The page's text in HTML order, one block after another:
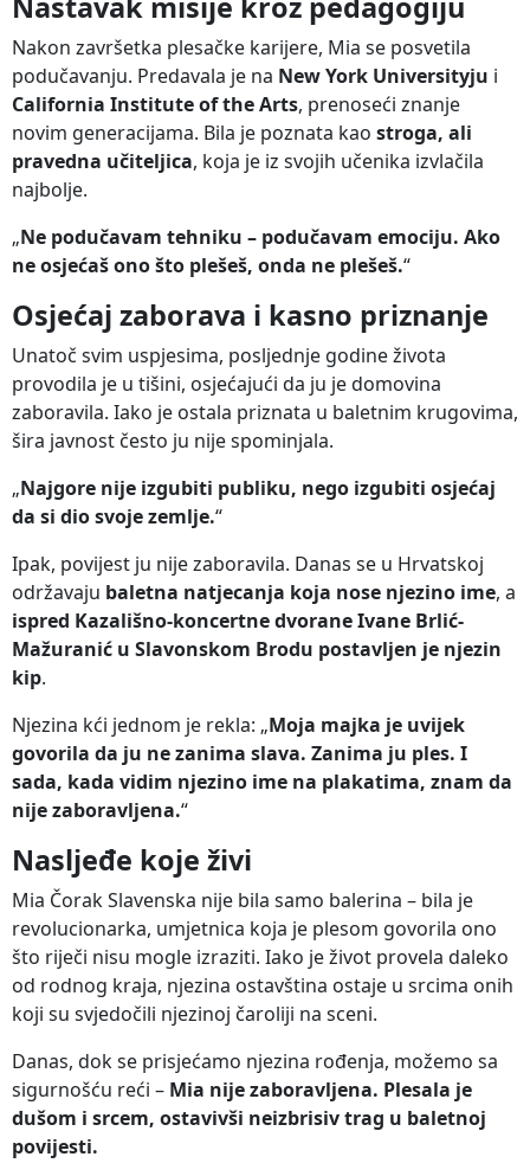
Nakon završetka plesačke karijere, Mia se posvetila
podučavanju. Predavala je na New York Universityju i
California Institute of the Arts, prenoseći znanje
novim generacijama. Bila je poznata kao stroga, ali
pravedna učiteljica, koja je iz svojih učenika izvlačila
najbolje.
„Ne podučavam tehniku – podučavam emociju. Ako
ne osjećaš ono što plešeš, onda ne plešeš.“
Osjećaj zaborava i kasno priznanje
Unatoč svim uspjesima, posljednje godine života
provodila je u tišini, osjećajući da ju je domovina
zaboravila. Iako je ostala priznata u baletnim krugovima,
šira javnost često ju nije spominjala.
„Najgore nije izgubiti publiku, nego izgubiti osjećaj
da si dio svoje zemlje.“
Ipak, povijest ju nije zaboravila. Danas se u Hrvatskoj
održavaju baletna natjecanja koja nose njezino ime, a
ispred Kazališno-koncertne dvorane Ivane Brlić-
Mažuranić u Slavonskom Brodu postavljen je njezin
kip.
Njezina kći jednom je rekla: „Moja majka je uvijek
govorila da ju ne zanima slava. Zanima ju ples. I
sada, kada vidim njezino ime na plakatima, znam da
nije zaboravljena.“
Nasljeđe koje živi
Mia Čorak Slavenska nije bila samo balerina – bila je
revolucionarka, umjetnica koja je plesom govorila ono
što riječi nisu mogle izraziti. Iako je život provela daleko
od rodnog kraja, njezina ostavština ostaje u srcima onih
koji su svjedočili njezinoj čaroliji na sceni.
Danas, dok se prisjećamo njezina rođenja, možemo sa
sigurnošću reći – Mia nije zaboravljena. Plesala je
dušom i srcem, ostavivši neizbrisiv trag u baletnoj
povijesti.